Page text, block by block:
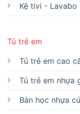
Kệ tivi - Lavabo
Tủ trẻ em
Tủ trẻ em cao
Tủ trẻ em nhựa
Bàn học nhựa